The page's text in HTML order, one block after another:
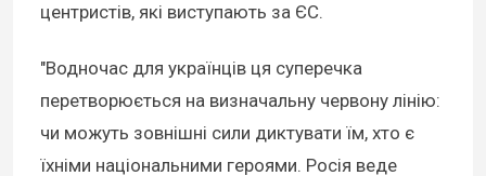
центристів, які виступають за ЄС.
"Водночас для українців ця суперечка
перетворюється на визначальну червону лінію:
чи можуть зовнішні сили диктувати їм, хто є
їхніми національними героями. Росія веде